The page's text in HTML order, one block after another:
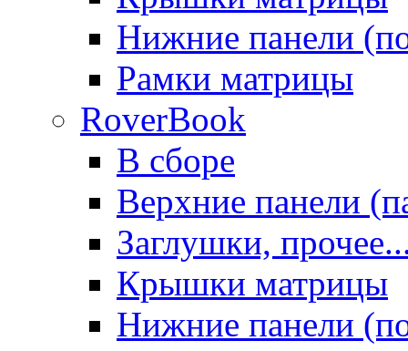
Нижние панели
Рамки матрицы
RoverBook
В сборе
Верхние панели
Заглушки,
Крышки матрицы
Нижние панели